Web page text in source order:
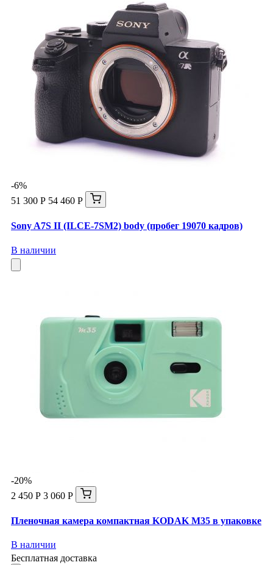
-6%
51 300 Р 54 460 Р
Sony A7S II (ILCE-7SM2) body (пробег 19070 кадров)
В наличии
-20%
2 450 Р 3 060 Р
Пленочная камера компактная KODAK M35 в упаковке
В наличии
Бесплатная доставка